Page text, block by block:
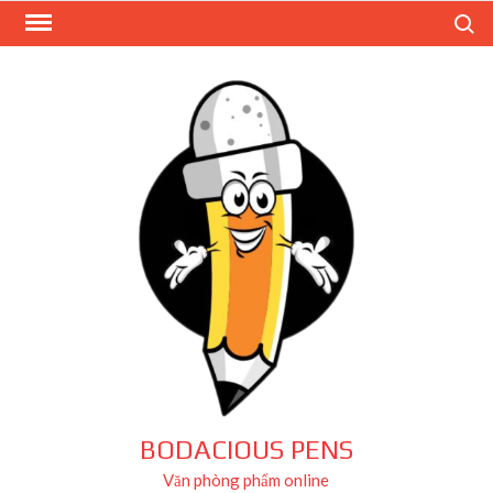
Skip
BODACIOUS PENS
Văn phòng phẩm online